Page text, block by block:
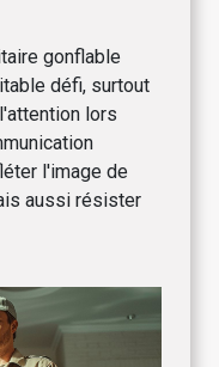
gonflable
défi, surtout
lors
l'image de
aussi résister